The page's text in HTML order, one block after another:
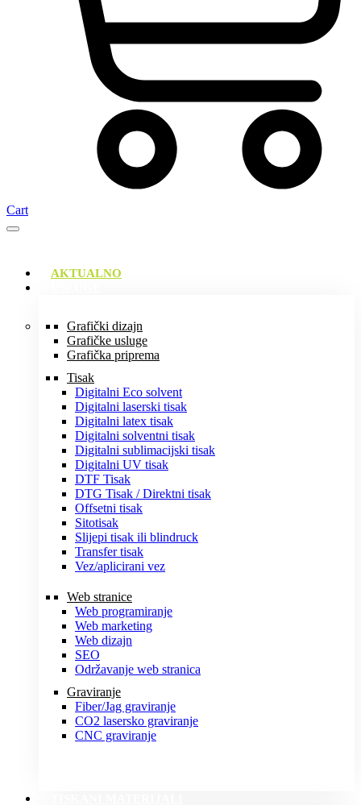
Cart
AKTUALNO
Grafički dizajn
Grafičke usluge
Grafička priprema
Tisak
Digitalni Eco solvent
Digitalni laserski tisak
Digitalni latex tisak
Digitalni solventni tisak
Digitalni sublimacijski tisak
Digitalni UV tisak
DTF Tisak
DTG Tisak / Direktni tisak
Offsetni tisak
Sitotisak
Slijepi tisak ili blindruck
Transfer tisak
Vez/aplicirani vez
Web stranice
Web programiranje
Web marketing
Web dizajn
SEO
Održavanje web stranica
Graviranje
Fiber/Jag graviranje
CO2 lasersko graviranje
CNC graviranje